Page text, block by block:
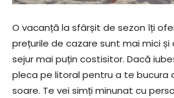
O vacanță la sfârșit de sezon îți
prețurile de cazare sunt mai mici și
sejur mai puțin costisitor. Dacă
pleca pe litoral pentru a te bucura
soare. Te vei simți minunat cu